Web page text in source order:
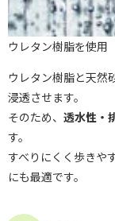
ウレタン樹脂を使用
ウレタン樹脂と天然
浸透させます。
そのため、 透水性・
す。
すべりにくく歩きや
にも最適です。